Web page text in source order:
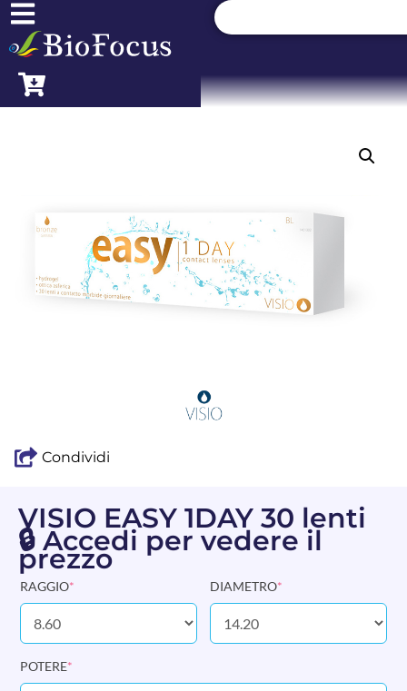
Condividi
VISIO EASY 1DAY 30 lenti
🔒 Accedi per vedere il
prezzo
RAGGIO* DIAMETRO*
POTERE*